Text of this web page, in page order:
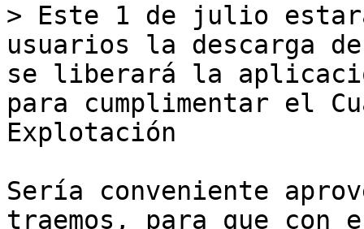
> Este 1 de julio
usuarios la descarga
se liberará la
para cumplimentar el
Explotación
Sería conveniente
traemos, para que con